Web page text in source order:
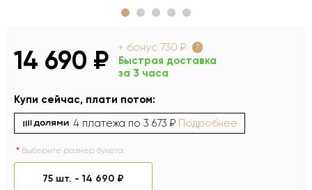
14 690 ₽ + бонус 730 ₽ ?
Быстрая доставка
за 3 часа
Купи сейчас, плати потом:
4 платежа по 3 673 ₽ Подробнее
Выберите размер букета:
75 шт. -14 690 ₽